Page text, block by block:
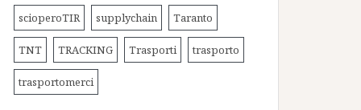
scioperoTIR supplychain Taranto
TNT TRACKING Trasporti trasporto
trasportomerci